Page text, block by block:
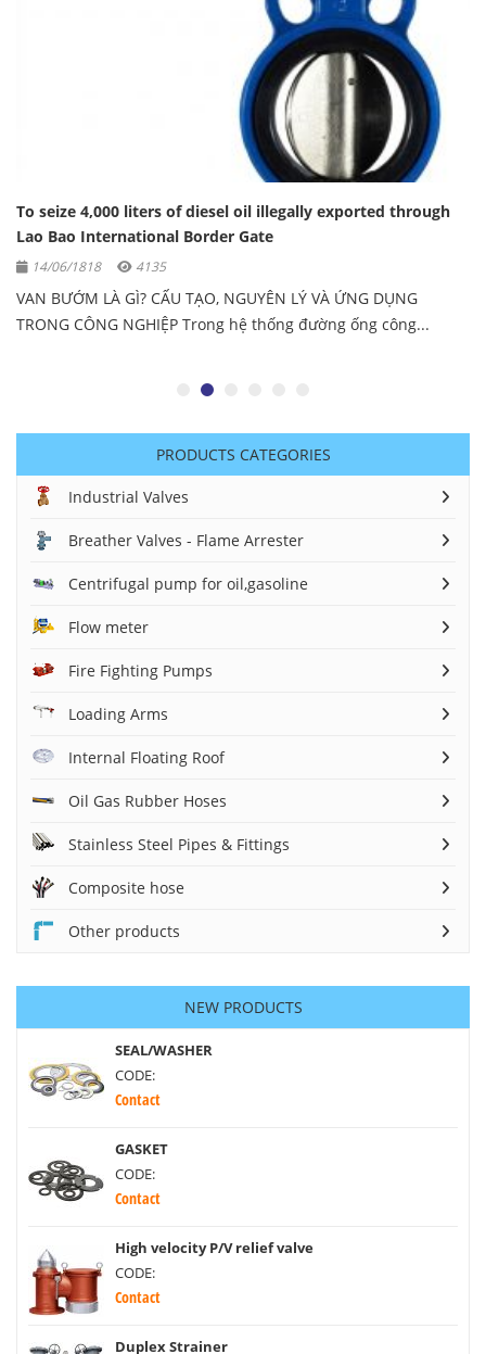
To seize 4,000 liters of diesel oil illegally exported through
Lao Bao International Border Gate
14/06/1818 4135
VAN BƯỚM LÀ GÌ? CẤU TẠO, NGUYÊN LÝ VÀ ỨNG DỤNG
TRONG CÔNG NGHIỆP Trong hệ thống đường ống công...
PRODUCTS CATEGORIES
Industrial Valves
Breather Valves - Flame Arrester
Centrifugal pump for oil,gasoline
Flow meter
Fire Fighting Pumps
Loading Arms
Internal Floating Roof
Oil Gas Rubber Hoses
Stainless Steel Pipes & Fittings
Composite hose
Other products
NEW PRODUCTS
SEAL/WASHER
CODE:
Contact
GASKET
CODE:
Contact
High velocity P/V relief valve
CODE:
Contact
Duplex Strainer